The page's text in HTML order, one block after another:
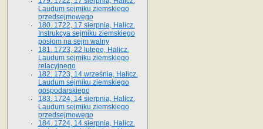
Laudum sejmiku ziemskiego
przedsejmowego
180. 1722, 17 sierpnia, Halicz.
Instrukcya sejmiku ziemskiego
posłom na sejm walny
181. 1723, 22 lutego, Halicz.
Laudum sejmiku ziemskiego
relacyjnego
182. 1723, 14 września, Halicz.
Laudum sejmiku ziemskiego
gospodarskiego
183. 1724, 14 sierpnia, Halicz.
Laudum sejmiku ziemskiego
przedsejmowego
184. 1724, 14 sierpnia, Halicz.